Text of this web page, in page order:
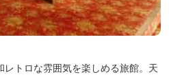
トロな雰囲気を楽しめる旅館。天